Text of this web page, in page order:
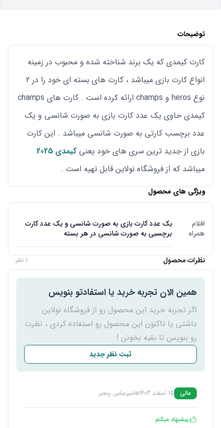
توضیحات
کارت کیمدی که یک برند شناخته شده و محبوب در زمینه
انواع کارت بازی میباشد ، کارت های بسته ای خود را در 2
نوع heros و champs ارائه کرده است . کارت های champs
کیمدی حاوی یک عدد کارت بازی به صورت شانسی و یک
عدد برچسب کارتی به صورت شانسی میباشد . این کارت
بازی از جدید ترین سری های خود یعنی کیمدی 2025
میباشد که از فروشگاه نولاین قابل تهیه است .
ویژگی های محصول
اقلام
همراه
یک عدد کارت بازی به صورت شانسی و یک عدد کارت
برچسبی به صورت شانسی در هر بسته
نظرات محصول 1 نظر
همین الان تجربه خرید یا استفادتو بنویس
اگر تجربه خرید این محصول رو از فروشگاه نولاین
داشتی یا تاکنون این محصول رو استفاده کردی ، نظرت
رو بنویس تا بقیه بخونن !
ثبت نظر جدید
عالی 15 اسفند 1403 امیرعباس رنجبر
پیشنهاد میکنم